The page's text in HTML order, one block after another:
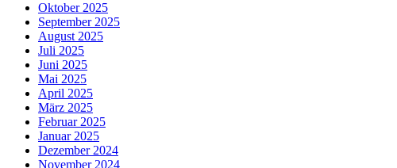
Oktober 2025
September 2025
August 2025
Juli 2025
Juni 2025
Mai 2025
April 2025
März 2025
Februar 2025
Januar 2025
Dezember 2024
November 2024